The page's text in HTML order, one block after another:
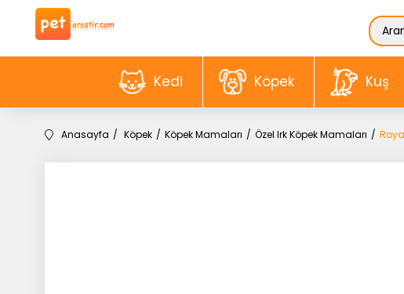
Kedi Köpek Kuş
Anasayfa Köpek Köpek Mamaları Özel Irk Köpek Mamaları